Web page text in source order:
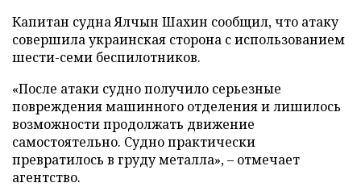
Капитан судна Ялчын Шахин сообщил, что атаку
совершила украинская сторона с использованием
шести-семи беспилотников.
«После атаки судно получило серьезные
повреждения машинного отделения и лишилось
возможности продолжать движение
самостоятельно. Судно практически
превратилось в груду металла», – отмечает
агентство.